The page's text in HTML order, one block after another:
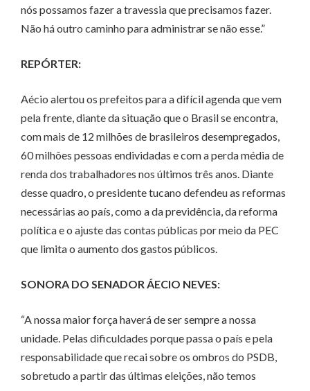
nós possamos fazer a travessia que precisamos fazer.
Não há outro caminho para administrar se não esse.”
REPÓRTER:
Aécio alertou os prefeitos para a difícil agenda que vem
pela frente, diante da situação que o Brasil se encontra,
com mais de 12 milhões de brasileiros desempregados,
60 milhões pessoas endividadas e com a perda média de
renda dos trabalhadores nos últimos três anos. Diante
desse quadro, o presidente tucano defendeu as reformas
necessárias ao país, como a da previdência, da reforma
política e o ajuste das contas públicas por meio da PEC
que limita o aumento dos gastos públicos.
SONORA DO SENADOR ÁECIO NEVES:
“A nossa maior força haverá de ser sempre a nossa
unidade. Pelas dificuldades porque passa o país e pela
responsabilidade que recai sobre os ombros do PSDB,
sobretudo a partir das últimas eleições, não temos